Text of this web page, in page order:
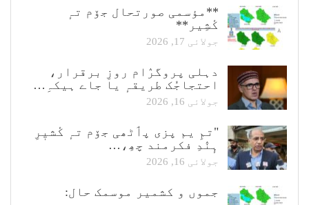
**مؤسمی صورتحال جۆم تہٕ
کٔشِیر**
جولائی 17, 2026
دہلی پروگرٛام روزِ برقرار،
احتجاجُک طریقہٕ یا جاے ہیکہِ…
جولائی 16, 2026
"تمِ یم پزی پٲٹھی جۆم تہٕ کٔشیٖرِ
ہٕنٛدِ فکرمند چھِ،…
جولائی 16, 2026
جموں و کشمیر موسمک حال: